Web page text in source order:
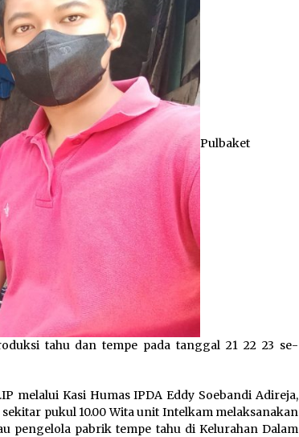
Pulbaket
tahu dan tempe pada tanggal 21 22 23 se-
melalui Kasi Humas IPDA Eddy Soebandi Adireja,
pukul 10.00 Wita unit Intelkam melaksanakan
pengelola pabrik tempe tahu di Kelurahan Dalam